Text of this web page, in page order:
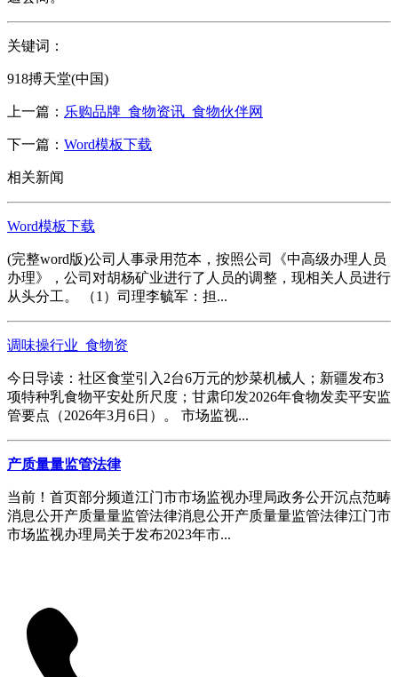
关键词：
918搏天堂(中国)
上一篇： 乐购品牌_食物资讯_食物伙伴网
下一篇： Word模板下载
相关新闻
Word模板下载
(完整word版)公司人事录用范本，按照公司《中高级办理人员
办理》，公司对胡杨矿业进行了人员的调整，现相关人员进行
从头分工。 （1）司理李毓军：担...
调味操行业_食物资
今日导读：社区食堂引入2台6万元的炒菜机械人；新疆发布3
项特种乳食物平安处所尺度；甘肃印发2026年食物发卖平安监
管要点（2026年3月6日）。 市场监视...
产质量量监管法律
当前！首页部分频道江门市市场监视办理局政务公开沉点范畴
消息公开产质量量监管法律消息公开产质量量监管法律江门市
市场监视办理局关于发布2023年市...